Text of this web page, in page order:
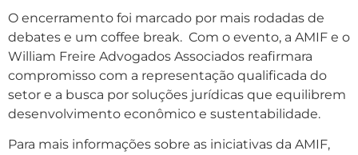
O encerramento foi marcado por mais rodadas de
debates e um coffee break. Com o evento, a AMIF e o
William Freire Advogados Associados reafirmara
compromisso com a representação qualificada do
setor e a busca por soluções jurídicas que equilibrem
desenvolvimento econômico e sustentabilidade.
Para mais informações sobre as iniciativas da AMIF,